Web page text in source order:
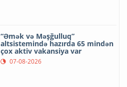
“Əmək və Məşğulluq”
altsistemində hazırda 65 mindən
çox aktiv vakansiya var
07-08-2026